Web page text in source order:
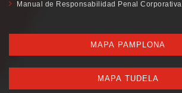
Manual de Responsabilidad Penal Corporativa
MAPA PAMPLONA
MAPA TUDELA